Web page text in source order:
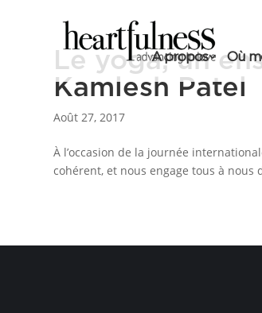
A propos Où
Le yoga, un
Kamlesh Patel
Août 27, 2017
À l’occasion de la journée
cohérent, et nous engage tous à nous